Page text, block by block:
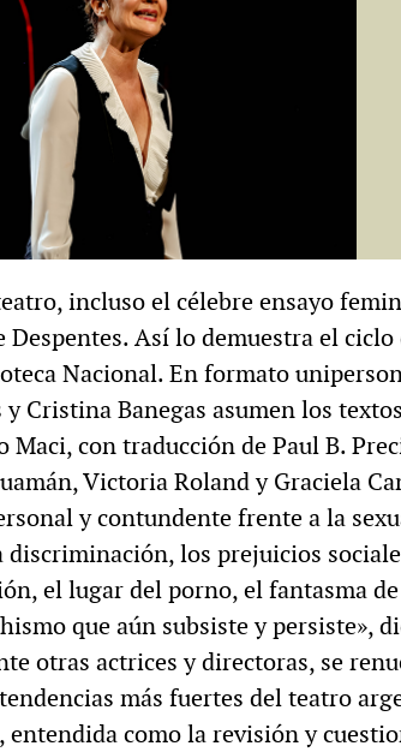
incluso el célebre ensayo
Así lo demuestra el ciclo
Nacional. En formato
y Cristina Banegas asumen los
Maci, con traducción de Paul B.
Victoria Roland y Graciela
y contundente frente a la
discriminación, los prejuicios
el lugar del porno, el fantasma
que aún subsiste y persiste»,
otras actrices y directoras, se
más fuertes del teatro
entendida como la revisión y